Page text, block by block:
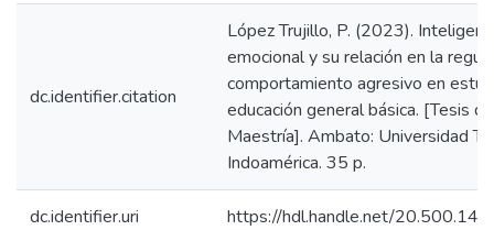
dc.identifier.citation
López Trujillo, P. (2023).
emocional y su relación en la
comportamiento agresivo en
educación general básica. [Tesis de
Maestría]. Ambato: Universidad
Indoamérica. 35 p.
dc.identifier.uri https://hdl.handle.net/